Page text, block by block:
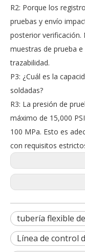
R2: Porque los
pruebas y envío
posterior verificación.
muestras de prueba
trazabilidad.
P3: ¿Cuál es la
soldadas?
R3: La presión de
máximo de 15,000
100 MPa. Esto es
con requisitos
tubería flexible
Línea de control